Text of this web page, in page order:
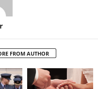
FROM AUTHOR